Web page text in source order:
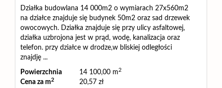
Działka budowlana 14 000m2 o wymiarach 27x560m2
na działce znajduje się budynek 50m2 oraz sad drzewek
owocowych. Działka znajduje się przy ulicy asfaltowej,
działka uzbrojona jest w prąd, wodę, kanalizacja oraz
telefon. przy działce w drodze,w bliskiej odległości
znajdję ...
Powierzchnia 14 100,00 m2
Cena za m2 20,57 zł